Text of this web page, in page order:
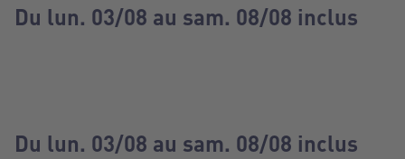
Du lun. 03/08 au sam. 08/08 inclus
Du lun. 03/08 au sam. 08/08 inclus